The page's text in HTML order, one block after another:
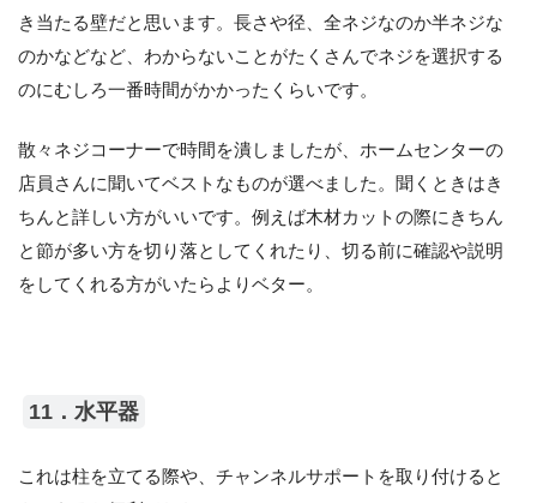
き当たる壁だと思います。長さや径、全ネジなのか半ネジな
のかなどなど、わからないことがたくさんでネジを選択する
のにむしろ一番時間がかかったくらいです。
散々ネジコーナーで時間を潰しましたが、ホームセンターの
店員さんに聞いてベストなものが選べました。聞くときはき
ちんと詳しい方がいいです。例えば木材カットの際にきちん
と節が多い方を切り落としてくれたり、切る前に確認や説明
をしてくれる方がいたらよりベター。
11．水平器
これは柱を立てる際や、チャンネルサポートを取り付けると